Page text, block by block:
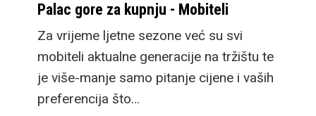
Palac gore za kupnju - Mobiteli
Za vrijeme ljetne sezone već su svi
mobiteli aktualne generacije na tržištu te
je više-manje samo pitanje cijene i vaših
preferencija što…